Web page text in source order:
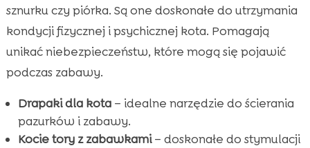
sznurku czy piórka. Są one doskonałe do utrzymania
kondycji fizycznej i psychicznej kota. Pomagają
unikać niebezpieczeństw, które mogą się pojawić
podczas zabawy.
Drapaki dla kota– idealne narzędzie do ścierania
pazurków i zabawy.
Kocie tory z zabawkami– doskonałe do stymulacji